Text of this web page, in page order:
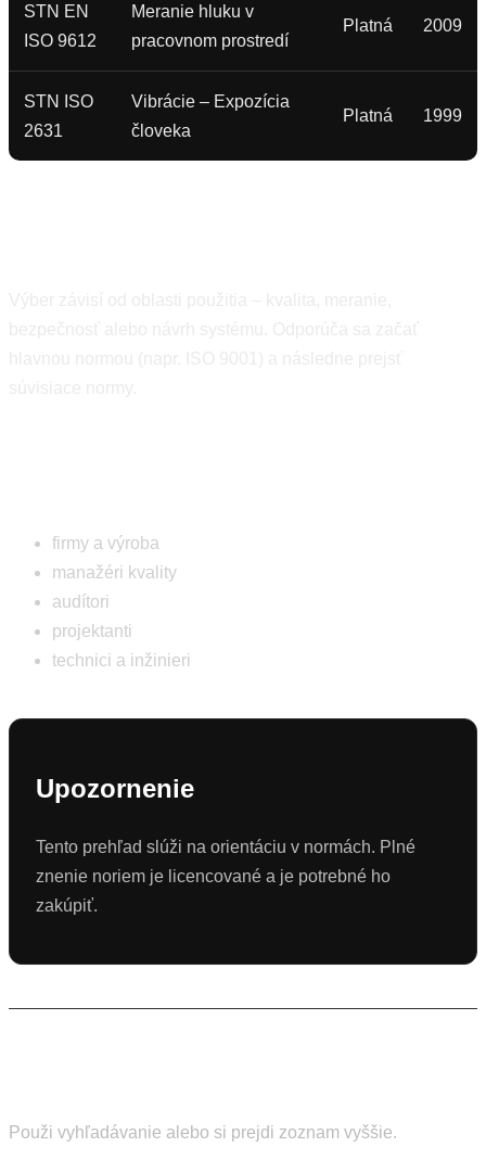
STN EN
ISO 9612
Meranie hluku v
pracovnom prostredí
Platná 2009
STN ISO
2631
Vibrácie – Expozícia
človeka
Platná 1999
firmy a výroba
manažéri kvality
audítori
projektanti
technici a inžinieri
Upozornenie
Tento prehľad slúži na orientáciu v normách. Plné
znenie noriem je licencované a je potrebné ho
zakúpiť.
Použi vyhľadávanie alebo si prejdi zoznam vyššie.